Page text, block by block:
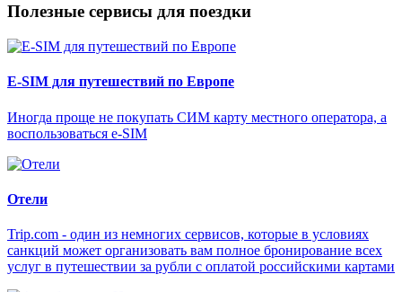
Полезные сервисы для поездки
E-SIM для путешествий по Европе
Иногда проще не покупать СИМ карту местного оператора, а
воспользоваться e-SIM
Отели
Trip.com - один из немногих сервисов, которые в условиях
санкций может организовать вам полное бронирование всех
услуг в путешествии за рубли с оплатой российскими картами